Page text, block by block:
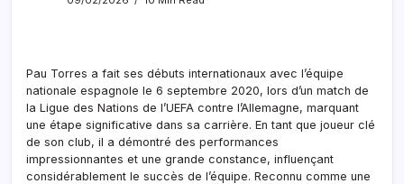
Pau Torres a fait ses débuts internationaux avec l’équipe
nationale espagnole le 6 septembre 2020, lors d’un match de
la Ligue des Nations de l’UEFA contre l’Allemagne, marquant
une étape significative dans sa carrière. En tant que joueur clé
de son club, il a démontré des performances
impressionnantes et une grande constance, influençant
considérablement le succès de l’équipe. Reconnu comme une